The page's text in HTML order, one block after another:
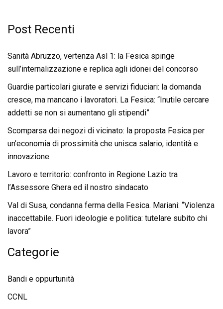
Post Recenti
Sanità Abruzzo, vertenza Asl 1: la Fesica spinge
sull’internalizzazione e replica agli idonei del concorso
Guardie particolari giurate e servizi fiduciari: la domanda
cresce, ma mancano i lavoratori. La Fesica: “Inutile cercare
addetti se non si aumentano gli stipendi”
Scomparsa dei negozi di vicinato: la proposta Fesica per
un’economia di prossimità che unisca salario, identità e
innovazione
Lavoro e territorio: confronto in Regione Lazio tra
l’Assessore Ghera ed il nostro sindacato
Val di Susa, condanna ferma della Fesica. Mariani: “Violenza
inaccettabile. Fuori ideologie e politica: tutelare subito chi
lavora”
Categorie
Bandi e oppurtunità
CCNL